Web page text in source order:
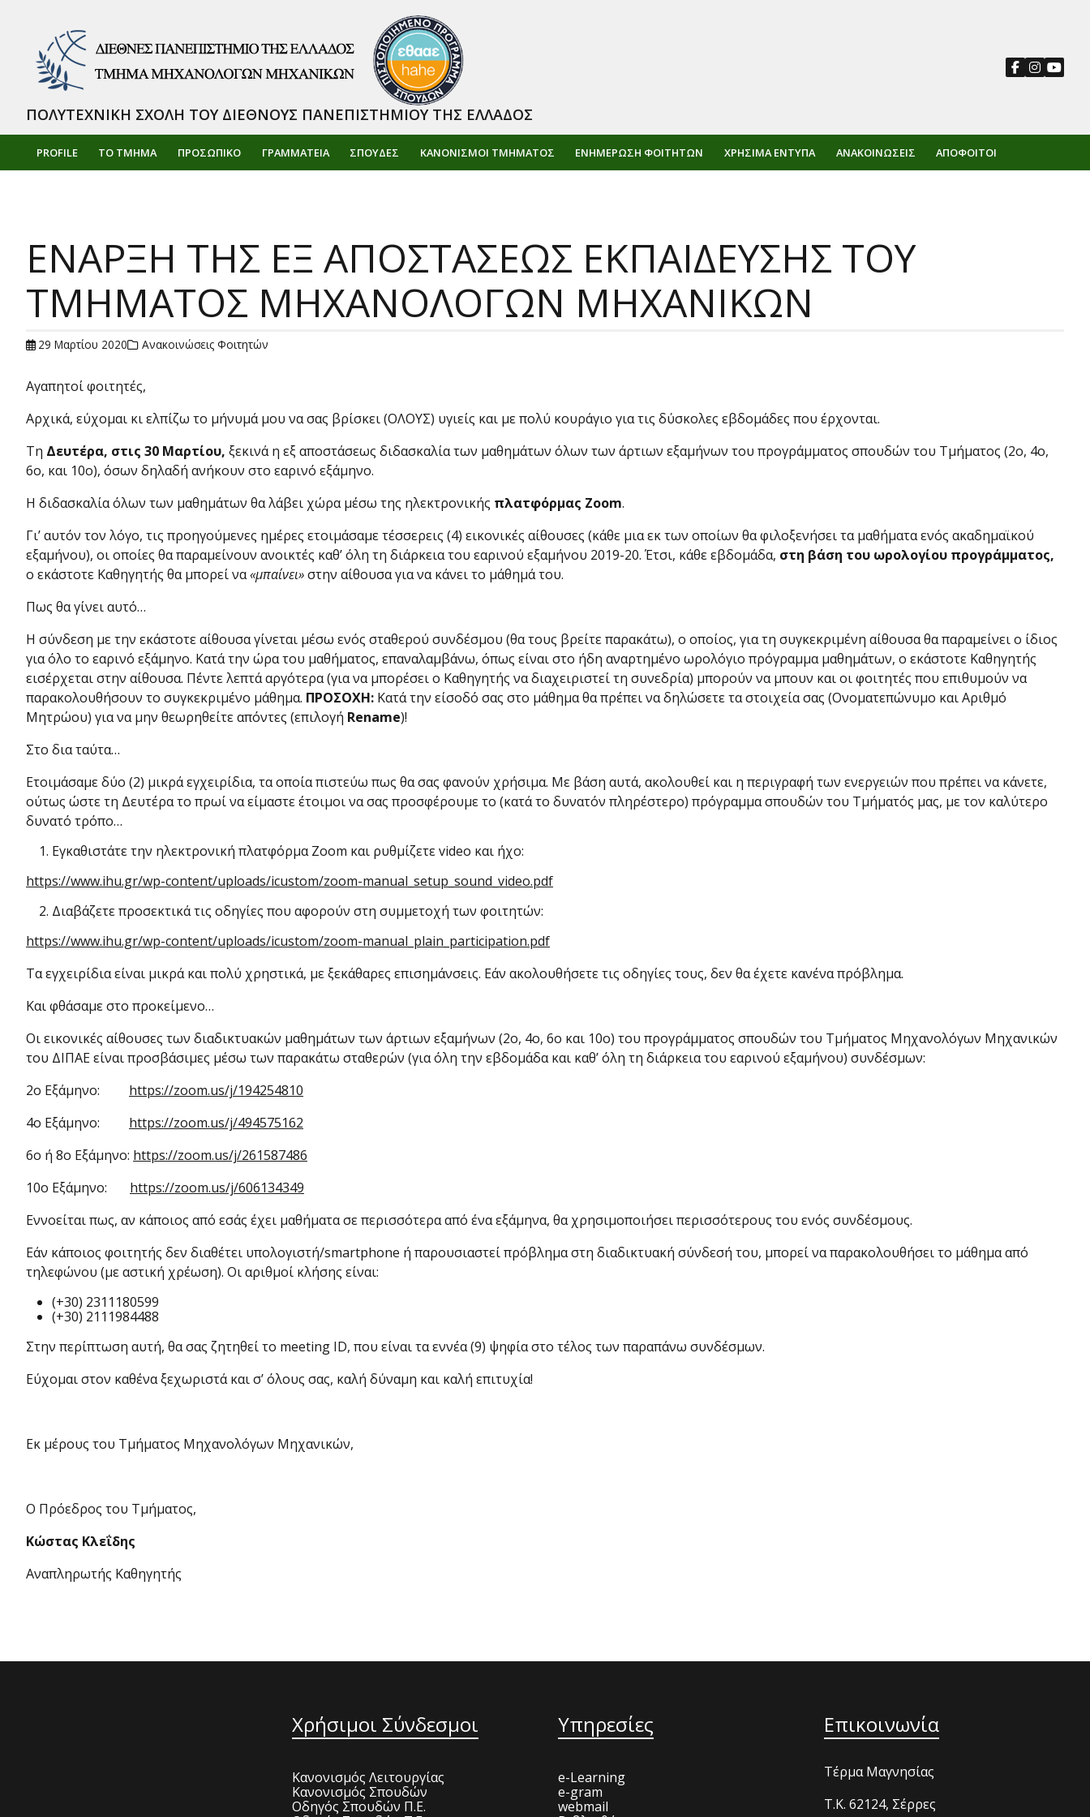
PROFILE ΤΟ ΤΜΗΜΑ ΠΡΟΣΩΠΙΚΌ ΓΡΑΜΜΑΤΕΙΑ ΣΠΟΥΔΕΣ ΚΑΝΟΝΙΣΜΟΙ ΤΜΗΜΑΤΟΣ ΕΝΗΜΈΡΩΣΗ ΦΟΙΤΗΤΏΝ ΧΡΉΣΙΜΑ ΈΝΤΥΠΑ ΑΝΑΚΟΙΝΏΣΕΙΣ ΑΠΌΦΟΙΤΟΙ
ΠΟΛΥΤΕΧΝΙΚΗ ΣΧΟΛΗ ΤΟΥ ΔΙΕΘΝΟΥΣ ΠΑΝΕΠΙΣΤΗΜΙΟΥ ΤΗΣ ΕΛΛΑΔΟΣ
ΕΝΑΡΞΗ ΤΗΣ ΕΞ ΑΠΟΣΤΑΣΕΩΣ ΕΚΠΑΙΔΕΥΣΗΣ ΤΟΥ
ΤΜΗΜΑΤΟΣ ΜΗΧΑΝΟΛΟΓΩΝ ΜΗΧΑΝΙΚΩΝ
29 Μαρτίου 2020 Ανακοινώσεις Φοιτητών
Αγαπητοί φοιτητές,
Αρχικά, εύχομαι κι ελπίζω το μήνυμά μου να σας βρίσκει (ΟΛΟΥΣ) υγιείς και με πολύ κουράγιο για τις δύσκολες εβδομάδες που έρχονται.
Τη Δευτέρα, στις 30 Μαρτίου, ξεκινά η εξ αποστάσεως διδασκαλία των μαθημάτων όλων των άρτιων εξαμήνων του προγράμματος σπουδών του Τμήματος (2ο, 4ο,
6ο, και 10ο), όσων δηλαδή ανήκουν στο εαρινό εξάμηνο.
Η διδασκαλία όλων των μαθημάτων θα λάβει χώρα μέσω της ηλεκτρονικής πλατφόρμας Zoom.
Γι’ αυτόν τον λόγο, τις προηγούμενες ημέρες ετοιμάσαμε τέσσερεις (4) εικονικές αίθουσες (κάθε μια εκ των οποίων θα φιλοξενήσει τα μαθήματα ενός ακαδημαϊκού
εξαμήνου), οι οποίες θα παραμείνουν ανοικτές καθ’ όλη τη διάρκεια του εαρινού εξαμήνου 2019-20. Έτσι, κάθε εβδομάδα, στη βάση του ωρολογίου προγράμματος,
ο εκάστοτε Καθηγητής θα μπορεί να«μπαίνει»στην αίθουσα για να κάνει το μάθημά του.
Πως θα γίνει αυτό…
Η σύνδεση με την εκάστοτε αίθουσα γίνεται μέσω ενός σταθερού συνδέσμου (θα τους βρείτε παρακάτω), ο οποίος, για τη συγκεκριμένη αίθουσα θα παραμείνει ο ίδιος
για όλο το εαρινό εξάμηνο. Κατά την ώρα του μαθήματος, επαναλαμβάνω, όπως είναι στο ήδη αναρτημένο ωρολόγιο πρόγραμμα μαθημάτων, ο εκάστοτε Καθηγητής
εισέρχεται στην αίθουσα. Πέντε λεπτά αργότερα (για να μπορέσει ο Καθηγητής να διαχειριστεί τη συνεδρία) μπορούν να μπουν και οι φοιτητές που επιθυμούν να
παρακολουθήσουν το συγκεκριμένο μάθημα. ΠΡΟΣΟΧΗ: Κατά την είσοδό σας στο μάθημα θα πρέπει να δηλώσετε τα στοιχεία σας (Ονοματεπώνυμο και Αριθμό
Μητρώου) για να μην θεωρηθείτε απόντες (επιλογή Rename)!
Στο δια ταύτα…
Ετοιμάσαμε δύο (2) μικρά εγχειρίδια, τα οποία πιστεύω πως θα σας φανούν χρήσιμα. Με βάση αυτά, ακολουθεί και η περιγραφή των ενεργειών που πρέπει να κάνετε,
ούτως ώστε τη Δευτέρα το πρωί να είμαστε έτοιμοι να σας προσφέρουμε το (κατά το δυνατόν πληρέστερο) πρόγραμμα σπουδών του Τμήματός μας, με τον καλύτερο
δυνατό τρόπο…
Εγκαθιστάτε την ηλεκτρονική πλατφόρμα Zoom και ρυθμίζετε video και ήχο:
https://www.ihu.gr/wp-content/uploads/icustom/zoom-manual_setup_sound_video.pdf
Διαβάζετε προσεκτικά τις οδηγίες που αφορούν στη συμμετοχή των φοιτητών:
https://www.ihu.gr/wp-content/uploads/icustom/zoom-manual_plain_participation.pdf
Τα εγχειρίδια είναι μικρά και πολύ χρηστικά, με ξεκάθαρες επισημάνσεις. Εάν ακολουθήσετε τις οδηγίες τους, δεν θα έχετε κανένα πρόβλημα.
Και φθάσαμε στο προκείμενο…
Οι εικονικές αίθουσες των διαδικτυακών μαθημάτων των άρτιων εξαμήνων (2ο, 4ο, 6ο και 10ο) του προγράμματος σπουδών του Τμήματος Μηχανολόγων Μηχανικών
του ΔΙΠΑΕ είναι προσβάσιμες μέσω των παρακάτω σταθερών (για όλη την εβδομάδα και καθ’ όλη τη διάρκεια του εαρινού εξαμήνου) συνδέσμων:
2o Εξάμηνο: https://zoom.us/j/194254810
4ο Εξάμηνο: https://zoom.us/j/494575162
6ο ή 8ο Εξάμηνο: https://zoom.us/j/261587486
10ο Εξάμηνο: https://zoom.us/j/606134349
Εννοείται πως, αν κάποιος από εσάς έχει μαθήματα σε περισσότερα από ένα εξάμηνα, θα χρησιμοποιήσει περισσότερους του ενός συνδέσμους.
Εάν κάποιος φοιτητής δεν διαθέτει υπολογιστή/smartphone ή παρουσιαστεί πρόβλημα στη διαδικτυακή σύνδεσή του, μπορεί να παρακολουθήσει το μάθημα από
τηλεφώνου (με αστική χρέωση). Οι αριθμοί κλήσης είναι:
(+30) 2311180599
(+30) 2111984488
Στην περίπτωση αυτή, θα σας ζητηθεί το meeting ID, που είναι τα εννέα (9) ψηφία στο τέλος των παραπάνω συνδέσμων.
Εύχομαι στον καθένα ξεχωριστά και σ’ όλους σας, καλή δύναμη και καλή επιτυχία!
Εκ μέρους του Τμήματος Μηχανολόγων Μηχανικών,
Ο Πρόεδρος του Τμήματος,
Κώστας Κλεΐδης
Αναπληρωτής Καθηγητής
Χρήσιμοι Σύνδεσμοι
Κανονισμός Λειτουργίας
Κανονισμός Σπουδών
Οδηγός Σπουδών Π.Ε.
Υπηρεσίες
e-Learning
e-gram
webmail
Επικοινωνία
Τέρμα Μαγνησίας
T.K. 62124, Σέρρες